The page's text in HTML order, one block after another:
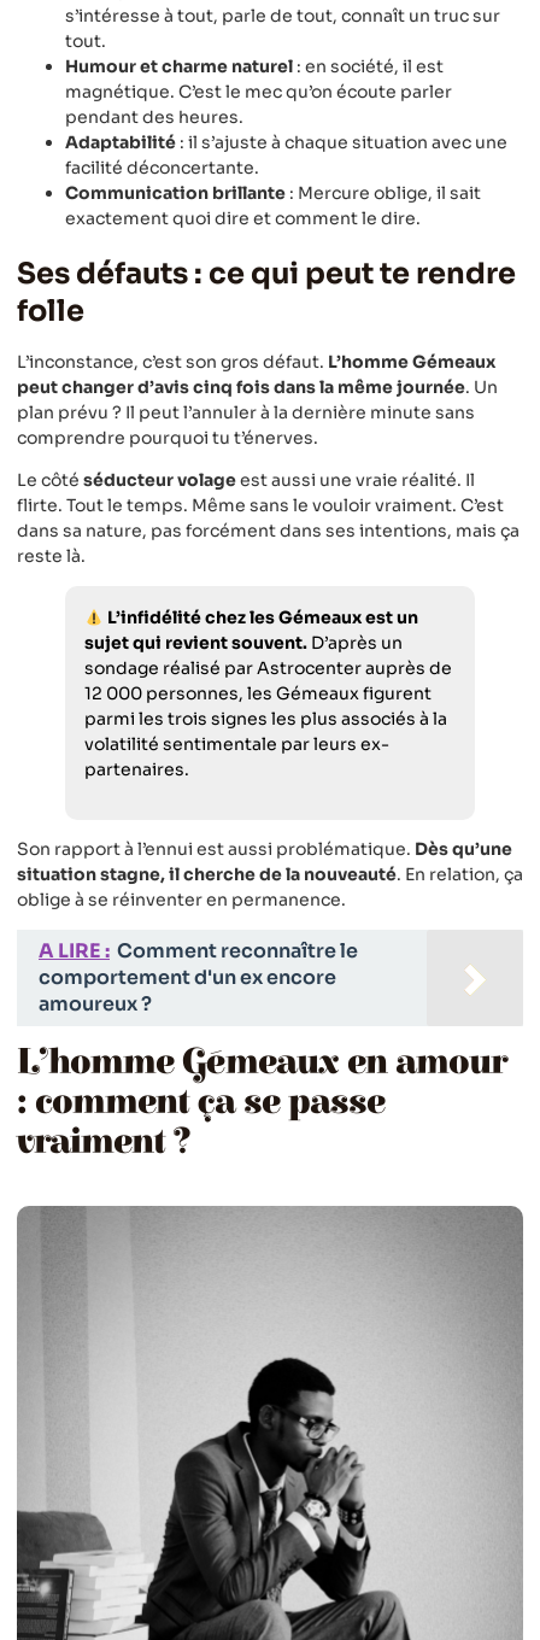
s’intéresse à tout, parle de tout, connaît un truc sur
tout.
Humour et charme naturel : en société, il est
magnétique. C’est le mec qu’on écoute parler
pendant des heures.
Adaptabilité : il s’ajuste à chaque situation avec une
facilité déconcertante.
Communication brillante : Mercure oblige, il sait
exactement quoi dire et comment le dire.
Ses défauts : ce qui peut te rendre
folle
L’inconstance, c’est son gros défaut. L’homme Gémeaux
peut changer d’avis cinq fois dans la même journée. Un
plan prévu ? Il peut l’annuler à la dernière minute sans
comprendre pourquoi tu t’énerves.
Le côté séducteur volageest aussi une vraie réalité. Il
flirte. Tout le temps. Même sans le vouloir vraiment. C’est
dans sa nature, pas forcément dans ses intentions, mais ça
reste là.
L’infidélité chez les Gémeaux est un
sujet qui revient souvent. D’après un
sondage réalisé par Astrocenter auprès de
12 000 personnes, les Gémeaux figurent
parmi les trois signes les plus associés à la
volatilité sentimentale par leurs ex-
partenaires.
Son rapport à l’ennui est aussi problématique. Dès qu’une
situation stagne, il cherche de la nouveauté. En relation, ça
oblige à se réinventer en permanence.
A LIRE : Comment reconnaître le
comportement d'un ex encore
amoureux ?
L’homme Gémeaux en amour
: comment ça se passe
vraiment ?